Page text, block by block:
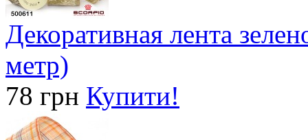
Декоративная лента
метр)
78 грн Купити!